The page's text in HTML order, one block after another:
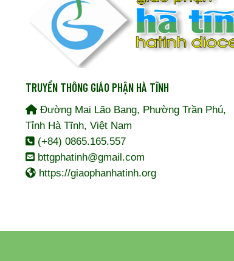
TRUYỀN THÔNG GIÁO PHẬN HÀ TĨNH
Đường Mai Lão Bạng, Phường Trần Phú,
Tỉnh Hà Tĩnh, Việt Nam
(+84) 0865.165.557
bttgphatinh@gmail.com
https://giaophanhatinh.org